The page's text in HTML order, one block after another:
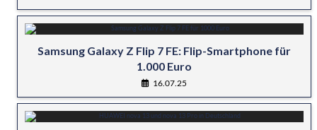
Samsung Galaxy Z Flip 7 FE: Flip-Smartphone für
1.000 Euro
16.07.25